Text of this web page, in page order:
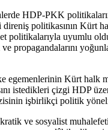
HDP-PKK
politikasının Kürt
politikalarıyla uyumlu
propagandalarını
egemenlerinin Kürt halk
istedikleri çizgi HDP
işbirlikçi politik
ve sosyalist